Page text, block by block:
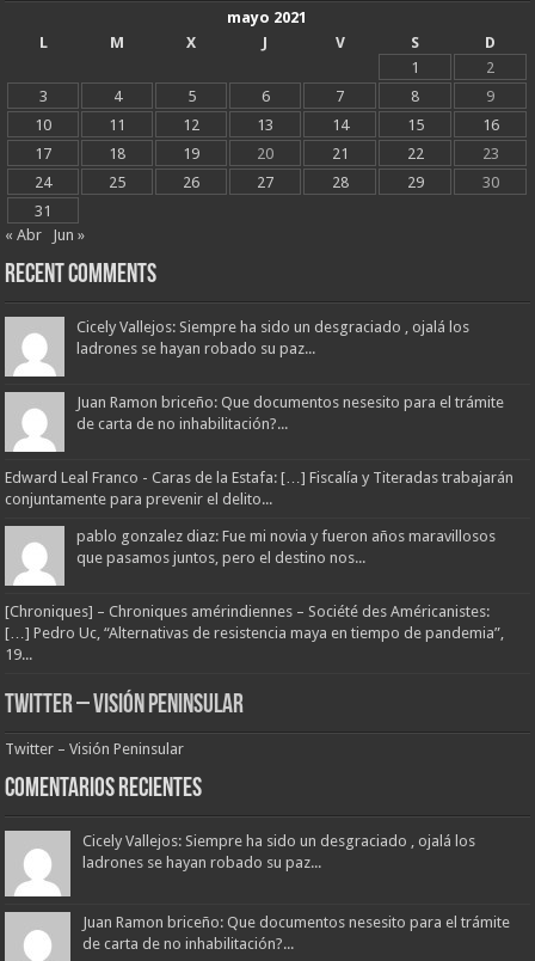
mayo 2021
L
M X J V S
D
1
2
3
4 5 6 7 8
9
10
11 12 13 14 15
16
17
18 19 20 21 22
23
24
25 26 27 28 29
30
31
« Abr
Jun »
Recent Comments
Cicely Vallejos: Siempre ha sido un desgraciado , ojalá los
ladrones se hayan robado su paz...
Juan Ramon briceño: Que documentos nesesito para el trámite
de carta de no inhabilitación?...
Edward Leal Franco - Caras de la Estafa: […] Fiscalía y Titeradas trabajarán
conjuntamente para prevenir el delito...
pablo gonzalez diaz: Fue mi novia y fueron años maravillosos
que pasamos juntos, pero el destino nos...
[Chroniques] – Chroniques amérindiennes – Société des Américanistes:
[…] Pedro Uc, “Alternativas de resistencia maya en tiempo de pandemia”,
19...
Twitter – Visión Peninsular
Twitter – Visión Peninsular
Comentarios Recientes
Cicely Vallejos: Siempre ha sido un desgraciado , ojalá los
ladrones se hayan robado su paz...
Juan Ramon briceño: Que documentos nesesito para el trámite
de carta de no inhabilitación?...